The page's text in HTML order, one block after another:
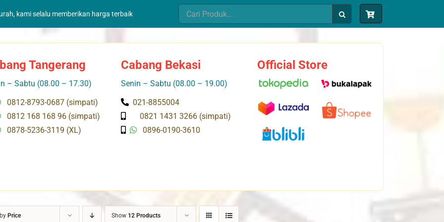
kami selalu memberikan harga terbaik
Search
for:
Tangerang
– Sabtu (08.00 – 17.30)
0812-8793-0687 (simpati)
0812 168 168 96 (simpati)
0878-5236-3119 (XL)
Cabang Bekasi
Senin – Sabtu (08.00 – 19.00)
021-8855004
0821 1431 3266 (simpati)
0896-0190-3610
Official Store
Price Show 12 Products